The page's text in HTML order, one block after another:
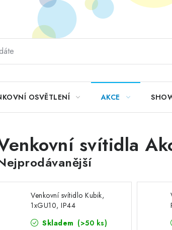
OSVĚTLENÍ AKCE
svítidla
Venkovní svítidlo Kubik,
1xGU10, IP44
Skladem (>50 ks)